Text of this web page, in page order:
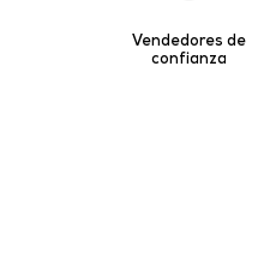
Vendedores de
confianza